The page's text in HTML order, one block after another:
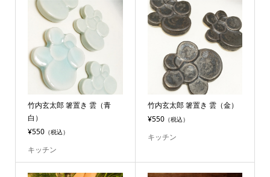
竹内玄太郎 箸置き 雲（青
白）
¥550（税込）
キッチン
竹内玄太郎 箸置き 雲（金）
¥550（税込）
キッチン